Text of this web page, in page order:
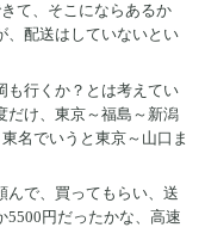
て、そこにならあるか
、配送はしていないとい
も行くか？とは考えてい
だけ、東京～福島～新潟
名でいうと東京～山口ま
んで、買ってもらい、送
5500円だったかな、高速